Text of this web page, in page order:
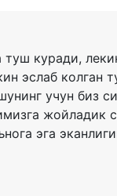
туш куради,
эслаб колган
учун биз
жойладик
эга